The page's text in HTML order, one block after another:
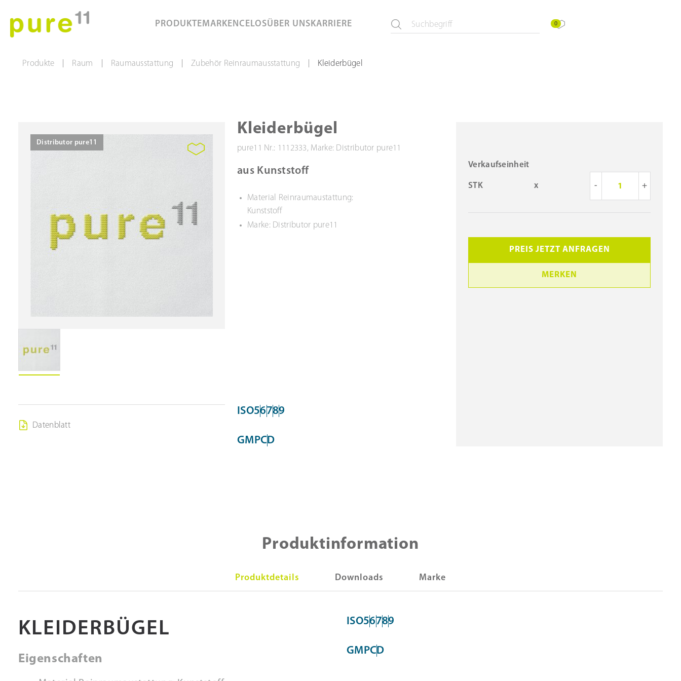
PRODUKTEMARKENCELOSÜBER UNS KARRIERE 0
Produkte Raum Raumausstattung Zubehör Reinraumausstattung Kleiderbügel
Distributor pure11
Datenblatt
Kleiderbügel
pure11 Nr.: 1112333, Marke: Distributor pure11
aus Kunststoff
Material Reinraumaustattung:
Kunststoff
Marke: Distributor pure11
ISO56789
GMPCD
Verkaufseinheit
STK x - +
PREIS JETZT ANFRAGEN
MERKEN
Produktinformation
Produktdetails Downloads Marke
KLEIDERBÜGEL
Eigenschaften
ISO56789
GMPCD